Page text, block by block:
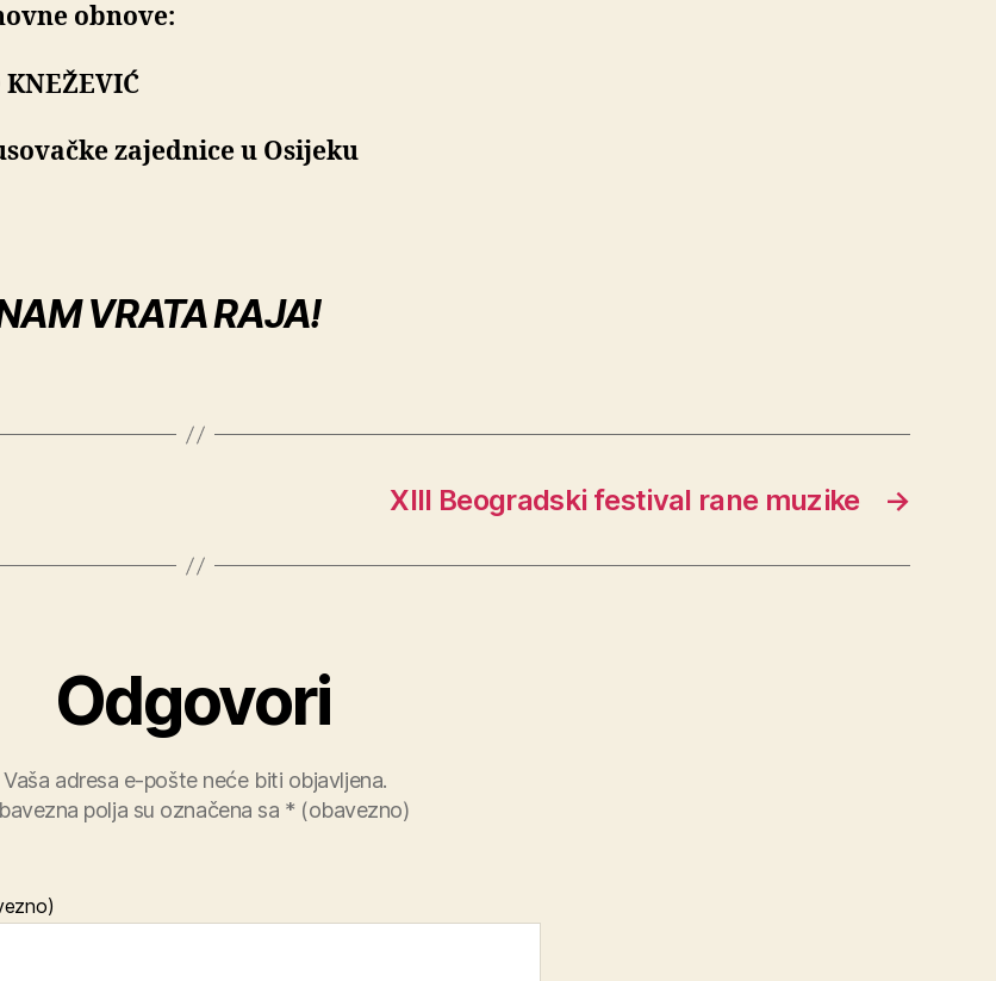
obnove:
KNEŽEVIĆ
zajednice u Osijeku
VRATA RAJA!
→
XIII Beogradski festival rane muzike
Odgovori
Vaša adresa e-pošte neće biti objavljena.
polja su označena sa * (obavezno)